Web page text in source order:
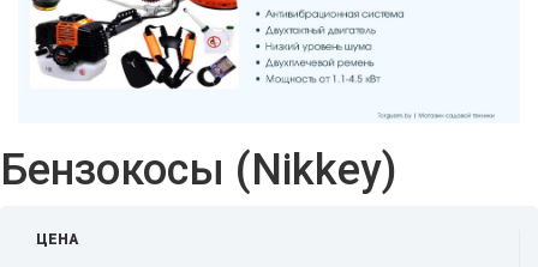
Бензокосы (Nikkey)
ЦЕНА